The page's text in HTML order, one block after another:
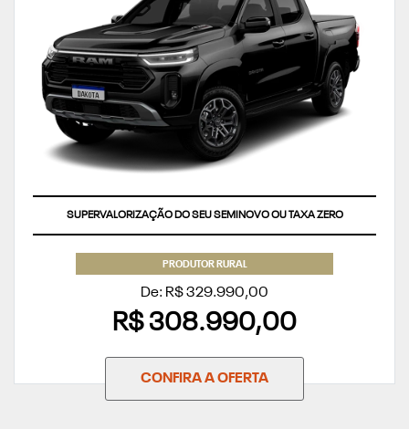
SUPERVALORIZAÇÃO DO SEU SEMINOVO OU TAXA ZERO
PRODUTOR RURAL
De: R$ 329.990,00
R$ 308.990,00
CONFIRA A OFERTA